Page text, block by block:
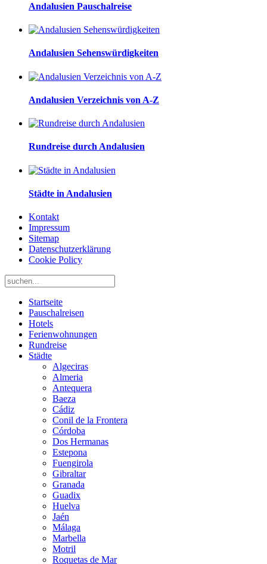
Andalusien Pauschalreise
Andalusien Sehenswürdigkeiten
Andalusien Verzeichnis von A-Z
Rundreise durch Andalusien
Städte in Andalusien
Kontakt
Impressum
Sitemap
Datenschutzerklärung
Cookie Policy
Startseite
Pauschalreisen
Hotels
Ferienwohnungen
Rundreise
Städte
Algeciras
Almeria
Antequera
Baeza
Cádiz
Conil de la Frontera
Córdoba
Dos Hermanas
Estepona
Fuengirola
Gibraltar
Granada
Guadix
Huelva
Jaén
Málaga
Marbella
Motril
Roquetas de Mar